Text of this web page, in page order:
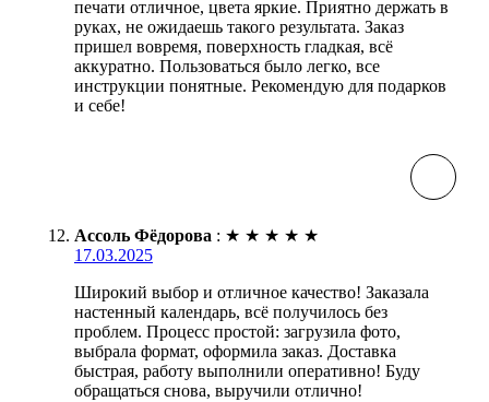
печати отличное, цвета яркие. Приятно держать в
руках, не ожидаешь такого результата. Заказ
пришел вовремя, поверхность гладкая, всё
аккуратно. Пользоваться было легко, все
инструкции понятные. Рекомендую для подарков
и себе!
Ассоль Фёдорова : ★ ★ ★ ★ ★
17.03.2025
Широкий выбор и отличное качество! Заказала
настенный календарь, всё получилось без
проблем. Процесс простой: загрузила фото,
выбрала формат, оформила заказ. Доставка
быстрая, работу выполнили оперативно! Буду
обращаться снова, выручили отлично!